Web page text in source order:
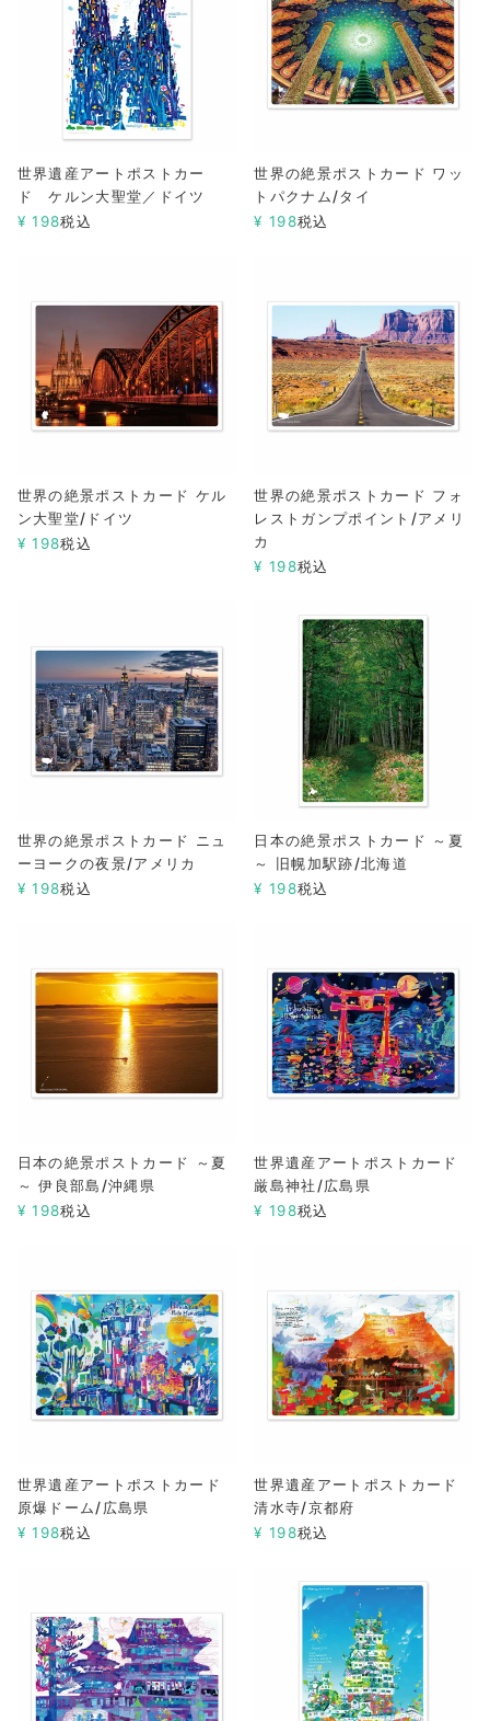
世界遺産アートポストカー
ド ケルン大聖堂／ドイツ
¥ 198税込
世界の絶景ポストカード ワッ
トパクナム/タイ
¥ 198税込
世界の絶景ポストカード ケル
ン大聖堂/ドイツ
¥ 198税込
世界の絶景ポストカード フォ
レストガンプポイント/アメリ
カ
¥ 198税込
世界の絶景ポストカード ニュ
ーヨークの夜景/アメリカ
¥ 198税込
日本の絶景ポストカード ～夏
～ 旧幌加駅跡/北海道
¥ 198税込
日本の絶景ポストカード ～夏
～ 伊良部島/沖縄県
¥ 198税込
世界遺産アートポストカード
厳島神社/広島県
¥ 198税込
世界遺産アートポストカード
原爆ドーム/広島県
¥ 198税込
世界遺産アートポストカード
清水寺/京都府
¥ 198税込